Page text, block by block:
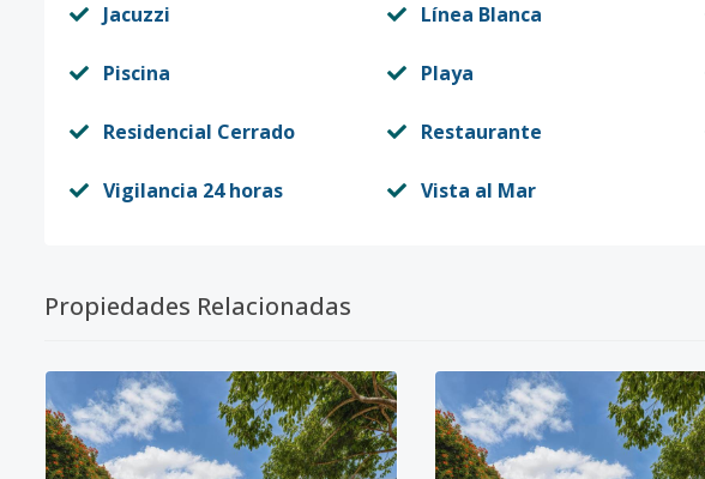
Jacuzzi Línea Blanca
Piscina Playa
Residencial Cerrado Restaurante
Vigilancia 24 horas Vista al Mar
Propiedades Relacionadas